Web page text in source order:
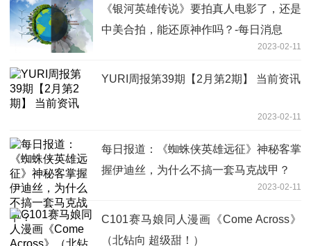
《银河英雄传说》要拍真人电影了，还是
中美合拍，能还原神作吗？-每日消息
2023-02-11
YURI周报第39期【2月第2期】 当前资讯
2023-02-11
每日报道：《蜘蛛侠英雄远征》神秘客掌
握伊迪丝，为什么不搞一套马克战甲？
2023-02-11
C101赛马娘同人漫画《Come Across》
（北钻向 超级甜！）